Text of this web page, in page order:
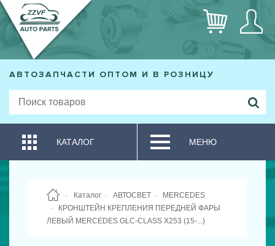
АВТОЗАПЧАСТИ ОПТОМ И В РОЗНИЦУ
КАТАЛОГ МЕНЮ
Каталог АВТОСВЕТ
MERCEDES
КРОНШТЕЙН КРЕПЛЕНИЯ ПЕРЕДНЕЙ ФАРЫ
ЛЕВЫЙ MERCEDES GLC-CLASS X253 (15-...)